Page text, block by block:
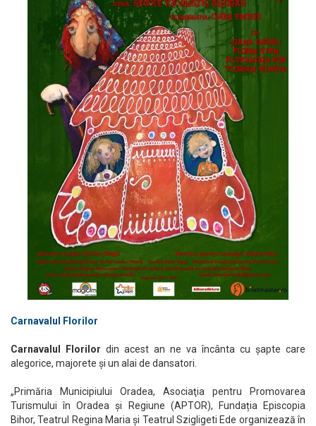
Carnavalul Florilor
Carnavalul Florilor din acest an ne va încânta cu șapte care
alegorice, majorete și un alai de dansatori.
„Primăria Municipiului Oradea, Asociaţia pentru Promovarea
Turismului în Oradea şi Regiune (APTOR), Fundația Episcopia
Bihor, Teatrul Regina Maria și Teatrul Szigligeti Ede organizează în